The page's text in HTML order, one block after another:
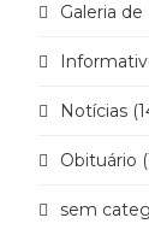
Galeria de
Notícias
Obituário
sem